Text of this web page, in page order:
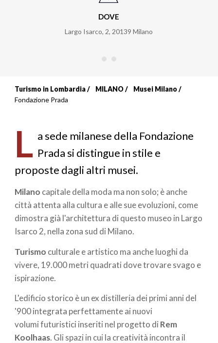
DOVE
Largo Isarco, 2, 20139 Milano
Briciole
pane
Turismo in Lombardia MILANO
Musei Milano
Fondazione Prada
L a sede milanese della Fondazione
Prada si distingue in stile e
proposte dagli altri musei.
Milano capitale della moda ma non solo; è anche
città attenta alla cultura e alle sue evoluzioni, come
dimostra già l'architettura di questo museo in Largo
Isarco 2, nella zona sud di Milano.
Turismo culturale e artistico ma anche luoghi da
vivere, 19.000 metri quadrati dove trovare svago e
ispirazione.
L'edificio storico è un ex distilleria dei primi anni del
'900 integrata perfettamente ai nuovi
volumi futuristici inseriti nel progetto di Rem
Koolhaas. Gli spazi in cui la creatività incontra il